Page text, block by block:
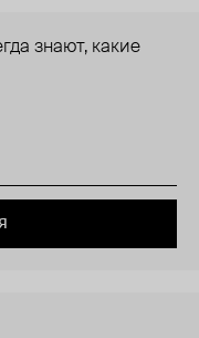
знают, какие